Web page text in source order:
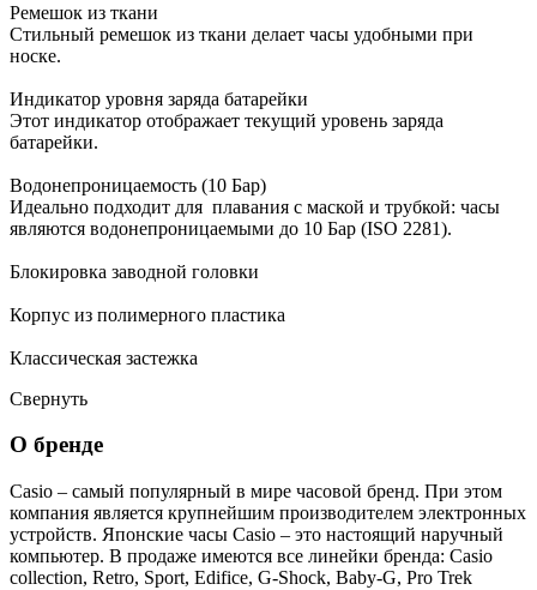
Ремешок из ткани
Стильный ремешок из ткани делает часы удобными при
носке.
Индикатор уровня заряда батарейки
Этот индикатор отображает текущий уровень заряда
батарейки.
Водонепроницаемость (10 Бар)
Идеально подходит для плавания с маской и трубкой: часы
являются водонепроницаемыми до 10 Бар (ISO 2281).
Блокировка заводной головки
Корпус из полимерного пластика
Классическая застежка
Свернуть
О бренде
Casio – самый популярный в мире часовой бренд. При этом
компания является крупнейшим производителем электронных
устройств. Японские часы Casio – это настоящий наручный
компьютер. В продаже имеются все линейки бренда: Casio
collection, Retro, Sport, Edifice, G-Shock, Baby-G, Pro Trek